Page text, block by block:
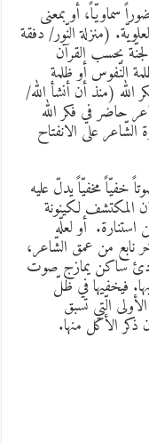
أو بمعنى
(منزلة النّور/ دفقة
القرآن
أو ظلمة
(منذ أن أنشأ الله/
في فكر الله
على الانفتاح
مخفيّاً يدلّ عليه
لكينونة
أو لعلّه
من عمق الشّاعر،
يمازج صوت
في ظلّ
الّتي تسبق
الأكل منها.